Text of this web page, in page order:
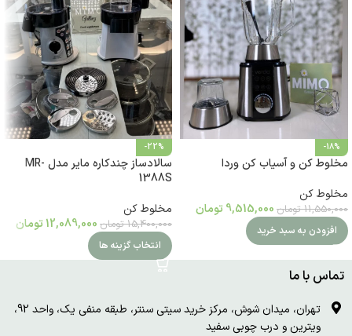
-18%
مخلوط کن و آسیاب کن وردا
مخلوط کن
11,550,000 تومان 9,515,000 تومان
افزودن به سبد خرید
-22%
سالادساز چندکاره مایر مدل MR-
1388S
مخلوط کن
15,400,000 تومان 12,089,000 تومان
انتخاب گزینه ها
تماس با ما
تهران، میدان شوش، مرکز خرید سیتی سنتر، طبقه منفی یک، واحد 92،
ویترین و درب چوبی سفید